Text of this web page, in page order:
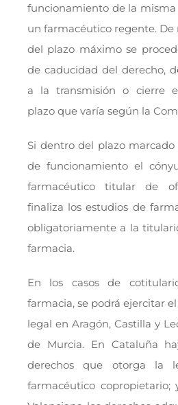
funcionamiento de la
un farmacéutico regente. De
del plazo máximo se
de caducidad del derecho,
a la transmisión o cierre
plazo que varía según la
Si dentro del plazo
de funcionamiento el
farmacéutico titular de
finaliza los estudios de
obligatoriamente a la
farmacia.
En los casos de
farmacia, se podrá ejercitar
legal en Aragón, Castilla y
de Murcia. En Cataluña
derechos que otorga la
farmacéutico